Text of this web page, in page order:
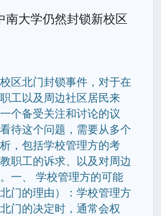
南大学仍然封锁新校区
区北门封锁事件，对于在
工以及周边社区居民来
个备受关注和讨论的议
待这个问题，需要从多个
，包括学校管理方的考
职工的诉求、以及对周边
一、 学校管理方的可能
门的理由）：学校管理方
门的决定时，通常会权